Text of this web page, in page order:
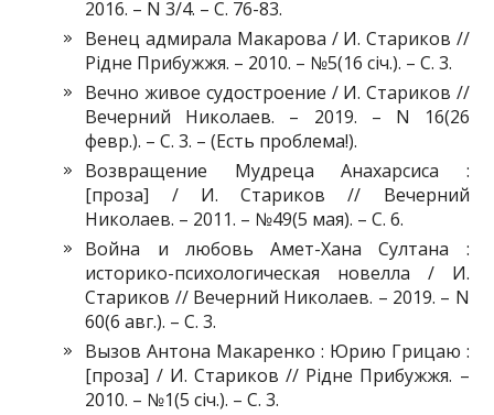
2016. – N 3/4. – С. 76-83.
Венец адмирала Макарова / И. Стариков //
Рідне Прибужжя. – 2010. – №5(16 січ.). – С. 3.
Вечно живое судостроение / И. Стариков //
Вечерний Николаев. – 2019. – N 16(26
февр.). – С. 3. – (Есть проблема!).
Возвращение Мудреца Анахарсиса :
[проза] / И. Стариков // Вечерний
Николаев. – 2011. – №49(5 мая). – С. 6.
Война и любовь Амет-Хана Султана :
историко-психологическая новелла / И.
Стариков // Вечерний Николаев. – 2019. – N
60(6 авг.). – С. 3.
Вызов Антона Макаренко : Юрию Грицаю :
[проза] / И. Стариков // Рідне Прибужжя. –
2010. – №1(5 січ.). – С. 3.